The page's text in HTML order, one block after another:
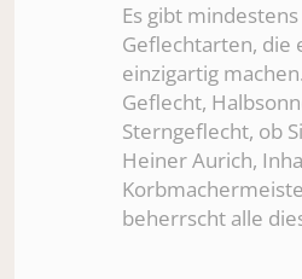
Es gibt
Geflechtarten, die
einzigartig
Geflecht,
Sterngeflecht, ob
Heiner Aurich,
beherrscht alle